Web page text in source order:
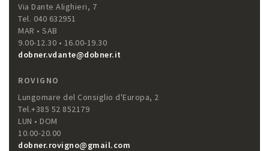
Via Dante Alighieri, 7
Tel. 040 632951
MAR • SAB
9.00-12.30 • 16.00-19.30
dobner.vdante@dobner.it
ROVIGNO
Lungomare del Consiglio d'Europa, 2
Tel.+385 52 852179
LUN • DOM
10.00-20.00
dobner.rovigno@gmail.com